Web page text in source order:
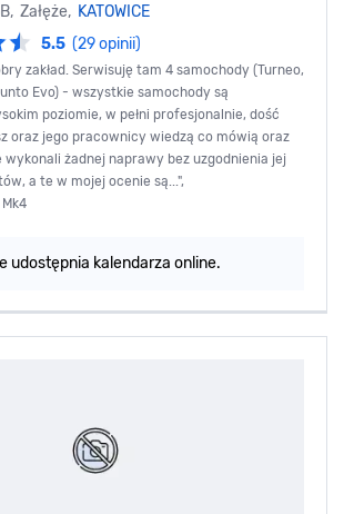
Załęże, KATOWICE
5.5 (29 opinii)
zakład. Serwisuję tam 4 samochody (Turneo,
Evo) - wszystkie samochody są
poziomie, w pełni profesjonalnie, dość
oraz jego pracownicy wiedzą co mówią oraz
wykonali żadnej naprawy bez uzgodnienia jej
a te w mojej ocenie są...",
udostępnia kalendarza online.